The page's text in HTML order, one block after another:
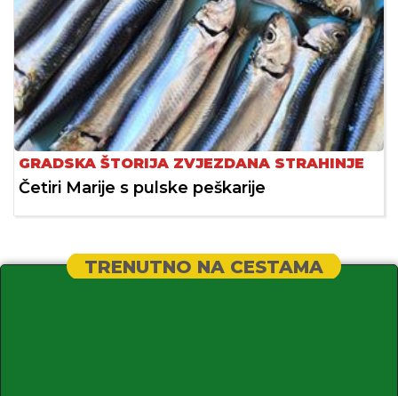
GRADSKA ŠTORIJA ZVJEZDANA STRAHINJE
Četiri Marije s pulske peškarije
TRENUTNO NA CESTAMA